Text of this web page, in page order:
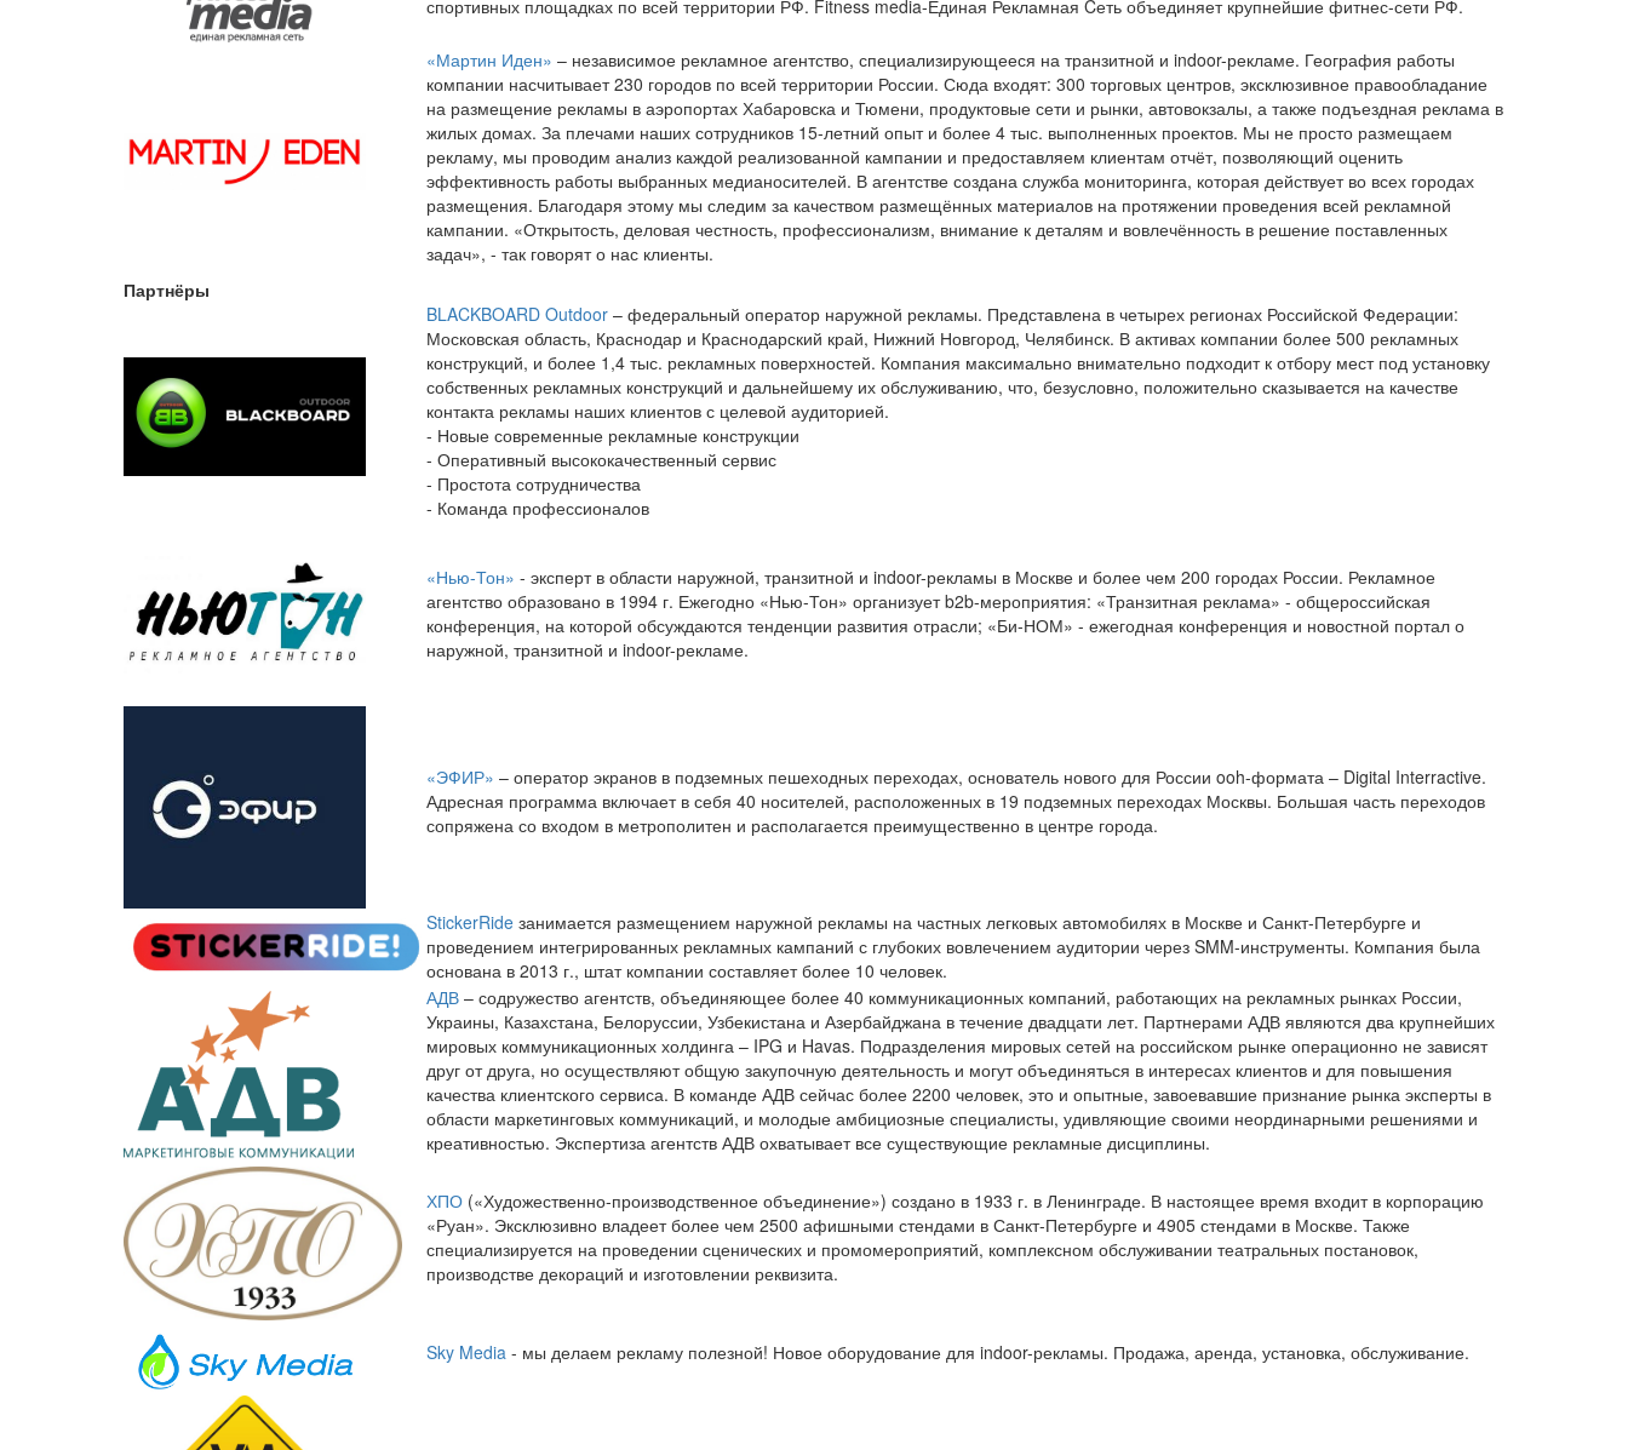
спортивных площадках по всей территории РФ. Fitness media-Единая Рекламная Cеть объединяет крупнейшие фитнес-сети РФ.
«Мартин Иден» – независимое рекламное агентство, специализирующееся на транзитной и indoor-рекламе. География работы
компании насчитывает 230 городов по всей территории России. Сюда входят: 300 торговых центров, эксклюзивное правообладание
на размещение рекламы в аэропортах Хабаровска и Тюмени, продуктовые сети и рынки, автовокзалы, а также подъездная реклама в
жилых домах. За плечами наших сотрудников 15-летний опыт и более 4 тыс. выполненных проектов. Мы не просто размещаем
рекламу, мы проводим анализ каждой реализованной кампании и предоставляем клиентам отчёт, позволяющий оценить
эффективность работы выбранных медианосителей. В агентстве создана служба мониторинга, которая действует во всех городах
размещения. Благодаря этому мы следим за качеством размещённых материалов на протяжении проведения всей рекламной
кампании. «Открытость, деловая честность, профессионализм, внимание к деталям и вовлечённость в решение поставленных
задач», - так говорят о нас клиенты.
Партнёры
BLACKBOARD Outdoor – федеральный оператор наружной рекламы. Представлена в четырех регионах Российской Федерации:
Московская область, Краснодар и Краснодарский край, Нижний Новгород, Челябинск. В активах компании более 500 рекламных
конструкций, и более 1,4 тыс. рекламных поверхностей. Компания максимально внимательно подходит к отбору мест под установку
собственных рекламных конструкций и дальнейшему их обслуживанию, что, безусловно, положительно сказывается на качестве
контакта рекламы наших клиентов с целевой аудиторией.
- Новые современные рекламные конструкции
- Оперативный высококачественный сервис
- Простота сотрудничества
- Команда профессионалов
«Нью-Тон» - эксперт в области наружной, транзитной и indoor-рекламы в Москве и более чем 200 городах России. Рекламное
агентство образовано в 1994 г. Ежегодно «Нью-Тон» организует b2b-мероприятия: «Транзитная реклама» - общероссийская
конференция, на которой обсуждаются тенденции развития отрасли; «Би-НОМ» - ежегодная конференция и новостной портал о
наружной, транзитной и indoor-рекламе.
«ЭФИР» – оператор экранов в подземных пешеходных переходах, основатель нового для России ooh-формата – Digital Interractive.
Адресная программа включает в себя 40 носителей, расположенных в 19 подземных переходах Москвы. Большая часть переходов
сопряжена со входом в метрополитен и располагается преимущественно в центре города.
StickerRide занимается размещением наружной рекламы на частных легковых автомобилях в Москве и Санкт-Петербурге и
проведением интегрированных рекламных кампаний с глубоких вовлечением аудитории через SMM-инструменты. Компания была
основана в 2013 г., штат компании составляет более 10 человек.
АДВ – содружество агентств, объединяющее более 40 коммуникационных компаний, работающих на рекламных рынках России,
Украины, Казахстана, Белоруссии, Узбекистана и Азербайджана в течение двадцати лет. Партнерами АДВ являются два крупнейших
мировых коммуникационных холдинга – IPG и Havas. Подразделения мировых сетей на российском рынке операционно не зависят
друг от друга, но осуществляют общую закупочную деятельность и могут объединяться в интересах клиентов и для повышения
качества клиентского сервиса. В команде АДВ сейчас более 2200 человек, это и опытные, завоевавшие признание рынка эксперты в
области маркетинговых коммуникаций, и молодые амбициозные специалисты, удивляющие своими неординарными решениями и
креативностью. Экспертиза агентств АДВ охватывает все существующие рекламные дисциплины.
ХПО («Художественно-производственное объединение») создано в 1933 г. в Ленинграде. В настоящее время входит в корпорацию
«Руан». Эксклюзивно владеет более чем 2500 афишными стендами в Санкт-Петербурге и 4905 стендами в Москве. Также
специализируется на проведении сценических и промомероприятий, комплексном обслуживании театральных постановок,
производстве декораций и изготовлении реквизита.
Sky Media - мы делаем рекламу полезной! Новое оборудование для indoor-рекламы. Продажа, аренда, установка, обслуживание.